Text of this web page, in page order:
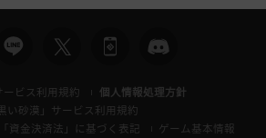
ービス利用規約
個人情報処理方針
黒い砂漠」サービス利用規約
資金決済法」に基づく表記
ゲーム基本情報